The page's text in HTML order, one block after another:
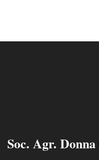
Soc. Agr.